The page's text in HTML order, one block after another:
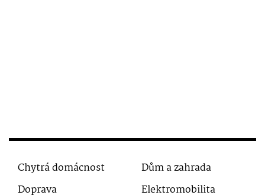
Chytrá domácnost
Dům a zahrada
Doprava
Elektromobilita